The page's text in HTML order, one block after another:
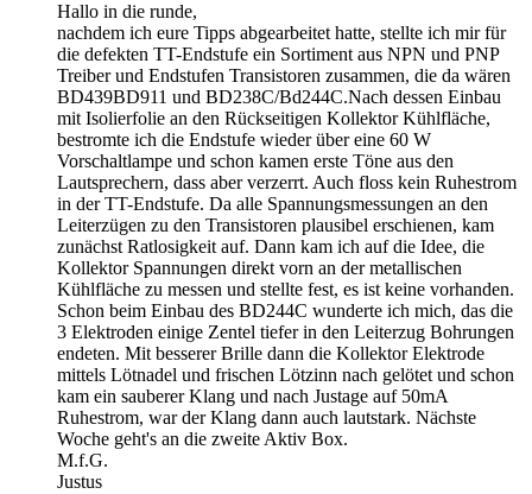
Hallo in die runde,
nachdem ich eure Tipps abgearbeitet hatte, stellte ich mir für
die defekten TT-Endstufe ein Sortiment aus NPN und PNP
Treiber und Endstufen Transistoren zusammen, die da wären
BD439BD911 und BD238C/Bd244C.Nach dessen Einbau
mit Isolierfolie an den Rückseitigen Kollektor Kühlfläche,
bestromte ich die Endstufe wieder über eine 60 W
Vorschaltlampe und schon kamen erste Töne aus den
Lautsprechern, dass aber verzerrt. Auch floss kein Ruhestrom
in der TT-Endstufe. Da alle Spannungsmessungen an den
Leiterzügen zu den Transistoren plausibel erschienen, kam
zunächst Ratlosigkeit auf. Dann kam ich auf die Idee, die
Kollektor Spannungen direkt vorn an der metallischen
Kühlfläche zu messen und stellte fest, es ist keine vorhanden.
Schon beim Einbau des BD244C wunderte ich mich, das die
3 Elektroden einige Zentel tiefer in den Leiterzug Bohrungen
endeten. Mit besserer Brille dann die Kollektor Elektrode
mittels Lötnadel und frischen Lötzinn nach gelötet und schon
kam ein sauberer Klang und nach Justage auf 50mA
Ruhestrom, war der Klang dann auch lautstark. Nächste
Woche geht's an die zweite Aktiv Box.
M.f.G.
Justus